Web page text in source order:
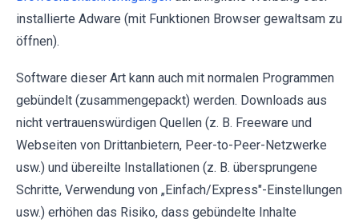
installierte Adware (mit Funktionen Browser gewaltsam zu
öffnen).
Software dieser Art kann auch mit normalen Programmen
gebündelt (zusammengepackt) werden. Downloads aus
nicht vertrauenswürdigen Quellen (z. B. Freeware und
Webseiten von Drittanbietern, Peer-to-Peer-Netzwerke
usw.) und übereilte Installationen (z. B. übersprungene
Schritte, Verwendung von „Einfach/Express"-Einstellungen
usw.) erhöhen das Risiko, dass gebündelte Inhalte